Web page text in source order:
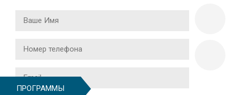
АНГЛИЙСКИЙ ДЛЯ ВЗРОСЛЫХ 50+
В АНГЛИИ, ИСТБОРН
ПРОГРАММЫ